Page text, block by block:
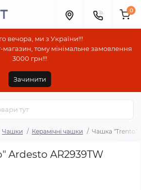
вечора, ми з України!!!
магазин, тому мінімальне замовлення
3000 грн!!!
Зачинити
0
Чашки Керамічні чашки Чашка "Trento"
Ardesto AR2939TW